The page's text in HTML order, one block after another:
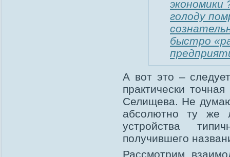
голоду
быстро
А вот это –
практически
Селищева. Не
абсолютно ту же
устройства
получившего
Рассмотрим